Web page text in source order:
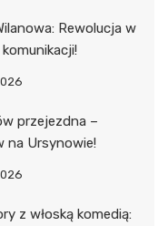
Rewolucja w
przejezdna –
na Ursynowie!
z włoską komedią: